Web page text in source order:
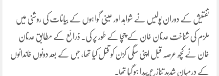
تفتیش کے دوران پولیس نے شواہد اور عینی گواہوں کے بیانات کی روشنی میں
ملزم کی شناخت عدنان خان کے چچا کے طور پر کی۔ ذرائع کے مطابق عدنان
خان نے کچھ عرصہ قبل اپنی سگی کزن کو قتل کیا تھا، جس کے بعد دونوں خاندانوں
کے درمیان شدید تنازع پیدا ہو گیا تھا۔